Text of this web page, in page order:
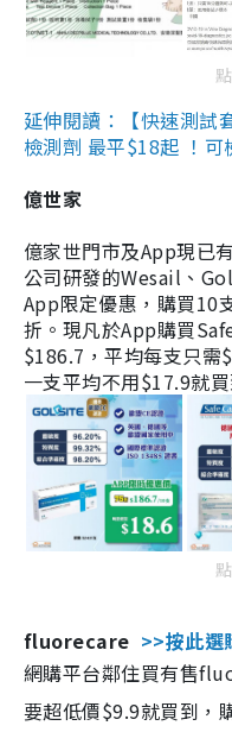
延伸閱讀：【快速測試
檢測劑 最平$18起 ！
億世家
億家世門市及App現已
公司研發的Wesail、
App限定優惠，購買10
折。現凡於App購買
$186.7，平均每支只需
一支平均不用$17.9就
fluorecare >>按此選
網購平台鄰住買有售
要超低價$9.9就買到，